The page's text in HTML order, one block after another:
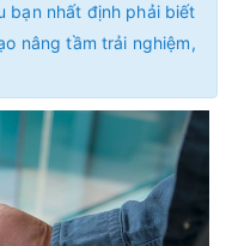
bạn nhất định phải biết
nâng tầm trải nghiệm,